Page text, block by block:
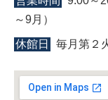
～9月）
休館日 毎月第２